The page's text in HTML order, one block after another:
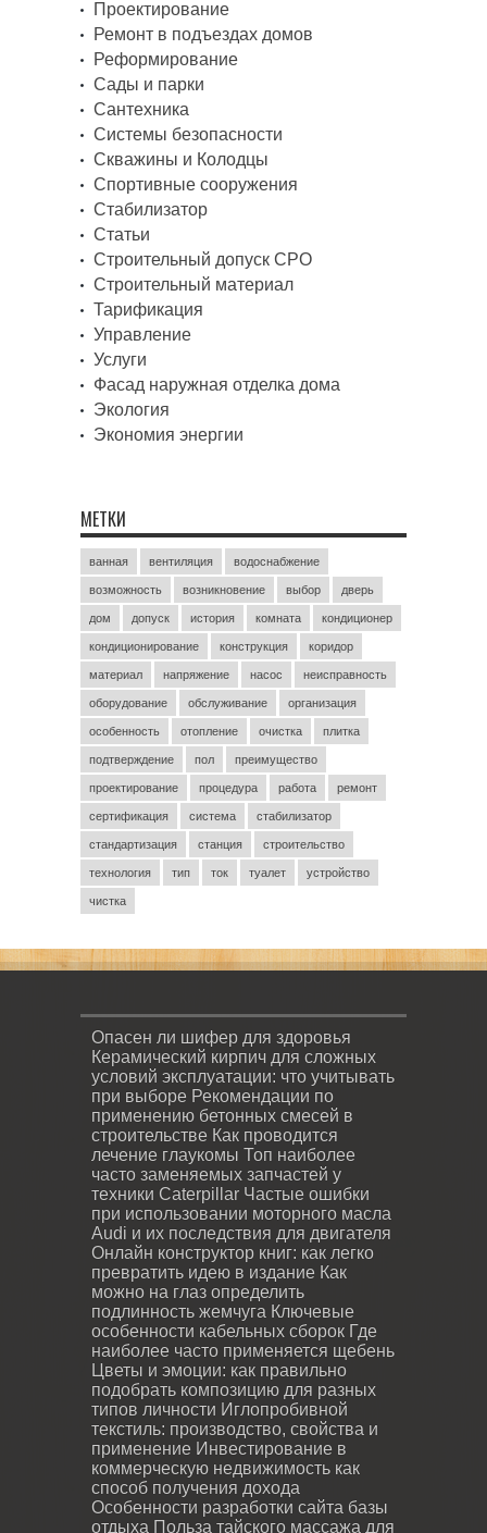
Проектирование
Ремонт в подъездах домов
Реформирование
Сады и парки
Сантехника
Системы безопасности
Скважины и Колодцы
Спортивные сооружения
Стабилизатор
Статьи
Строительный допуск СРО
Строительный материал
Тарификация
Управление
Услуги
Фасад наружная отделка дома
Экология
Экономия энергии
МЕТКИ
ванная вентиляция водоснабжение
возможность возникновение выбор дверь
дом допуск история комната кондиционер
кондиционирование конструкция коридор
материал напряжение насос неисправность
оборудование обслуживание организация
особенность отопление очистка плитка
подтверждение пол преимущество
проектирование процедура работа ремонт
сертификация система стабилизатор
стандартизация станция строительство
технология тип ток туалет устройство
чистка
Опасен ли шифер для здоровья
Керамический кирпич для сложных
условий эксплуатации: что учитывать
при выборе Рекомендации по
применению бетонных смесей в
строительстве Как проводится
лечение глаукомы Топ наиболее
часто заменяемых запчастей у
техники Caterpillar Частые ошибки
при использовании моторного масла
Audi и их последствия для двигателя
Онлайн конструктор книг: как легко
превратить идею в издание Как
можно на глаз определить
подлинность жемчуга Ключевые
особенности кабельных сборок Где
наиболее часто применяется щебень
Цветы и эмоции: как правильно
подобрать композицию для разных
типов личности Иглопробивной
текстиль: производство, свойства и
применение Инвестирование в
коммерческую недвижимость как
способ получения дохода
Особенности разработки сайта базы
отдыха Польза тайского массажа для